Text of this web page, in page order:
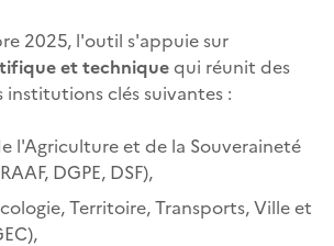
2025, l'outil s'appuie sur
et techniquequi réunit des
institutions clés suivantes :
l'Agriculture et de la Souveraineté
DGPE, DSF),
Territoire, Transports, Ville et